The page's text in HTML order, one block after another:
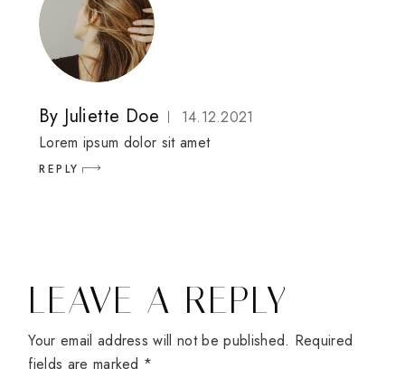
By Juliette Doe
14.12.2021
Lorem ipsum dolor sit amet
REPLY
LEAVE A REPLY
Your email address will not be published. Required
fields are marked *